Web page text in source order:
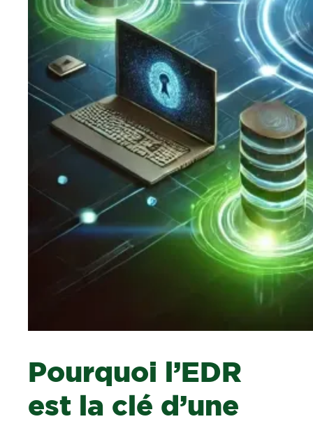
Pourquoi l’EDR
est la clé d’une